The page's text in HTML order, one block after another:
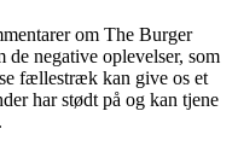
om The Burger
negative oplevelser, som
fællestræk kan give os et
har stødt på og kan tjene